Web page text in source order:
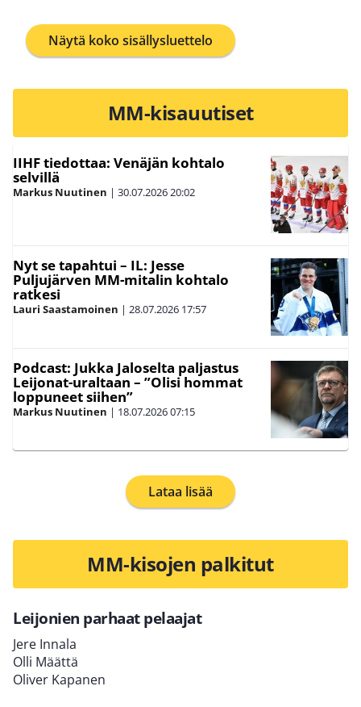
Näytä koko sisällysluettelo
MM-kisauutiset
IIHF tiedottaa: Venäjän kohtalo
selvillä
Markus Nuutinen | 30.07.202620:02
Nyt se tapahtui – IL: Jesse
Puljujärven MM-mitalin kohtalo
ratkesi
Lauri Saastamoinen | 28.07.2026 17:57
Podcast: Jukka Jaloselta paljastus
Leijonat-uraltaan – ”Olisi hommat
loppuneet siihen”
Markus Nuutinen | 18.07.202607:15
Lataa lisää
MM-kisojen palkitut
Leijonien parhaat pelaajat
Jere Innala
Olli Määttä
Oliver Kapanen